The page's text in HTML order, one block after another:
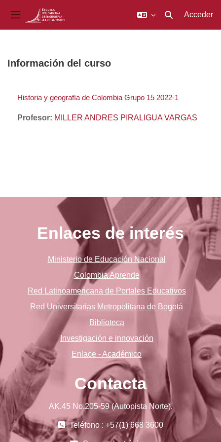
Panel lateral Selector de
Acceder
Información del curso
Historia y geografía de Colombia Grupo 15 2022-1
Profesor: MILLER ANDRES PIRALIGUA VARGAS
Enlaces de interés
Ministerio de Educación Nacional
Colombia Aprende
Red Latinoamericana de Portales Educativos
Red Universitarias Metropolitana de Bogotá
Biblioteca
Investigación e innovación
Enlace - Académico
Contacta
AK.45 No.205-59 (Autopista Norte).
Teléfono : +57(1) 668 3600